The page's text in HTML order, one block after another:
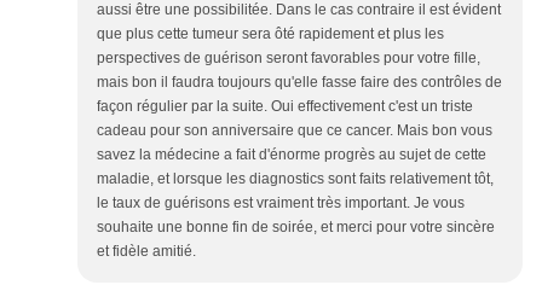
aussi être une possibilitée. Dans le cas contraire il est évident
que plus cette tumeur sera ôté rapidement et plus les
perspectives de guérison seront favorables pour votre fille,
mais bon il faudra toujours qu'elle fasse faire des contrôles de
façon régulier par la suite. Oui effectivement c'est un triste
cadeau pour son anniversaire que ce cancer. Mais bon vous
savez la médecine a fait d'énorme progrès au sujet de cette
maladie, et lorsque les diagnostics sont faits relativement tôt,
le taux de guérisons est vraiment très important. Je vous
souhaite une bonne fin de soirée, et merci pour votre sincère
et fidèle amitié.